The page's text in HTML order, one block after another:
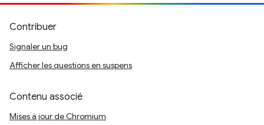
Contribuer
Signaler un bug
Afficher les questions en suspens
Contenu associé
Mises à jour de Chromium